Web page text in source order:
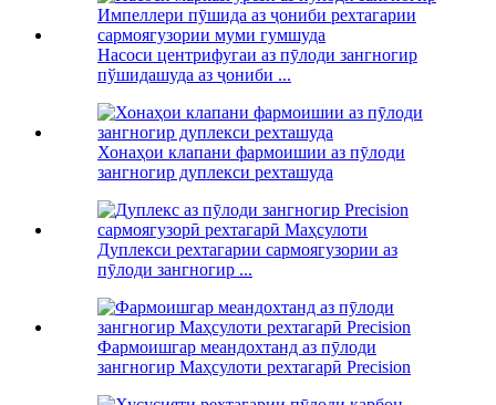
Насоси центрифугаи аз пӯлоди зангногир
пўшидашуда аз ҷониби ...
Хонаҳои клапани фармоишии аз пӯлоди
зангногир дуплекси рехташуда
Дуплекси рехтагарии сармоягузории аз
пӯлоди зангногир ...
Фармоишгар меандохтанд аз пӯлоди
зангногир Маҳсулоти рехтагарӣ Precision